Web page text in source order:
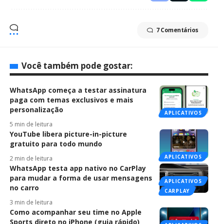
7 Comentários
Você também pode gostar:
APLICATIVOS
WhatsApp começa a testar assinatura
paga com temas exclusivos e mais
personalização
5 min de leitura
APLICATIVOS
YouTube libera picture-in-picture
gratuito para todo mundo
2 min de leitura
APLICATIVOS
CARPLAY
WhatsApp testa app nativo no CarPlay
para mudar a forma de usar mensagens
no carro
3 min de leitura
Como acompanhar seu time no Apple
Sports direto no iPhone (guia rápido)